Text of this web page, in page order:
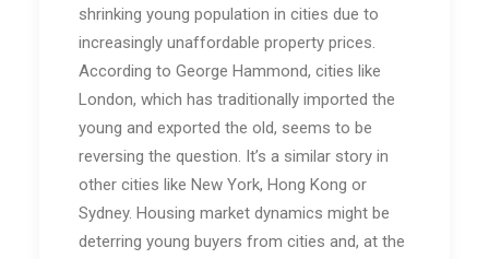
shrinking young population in cities due to
increasingly unaffordable property prices.
According to George Hammond, cities like
London, which has traditionally imported the
young and exported the old, seems to be
reversing the question. It’s a similar story in
other cities like New York, Hong Kong or
Sydney. Housing market dynamics might be
deterring young buyers from cities and, at the